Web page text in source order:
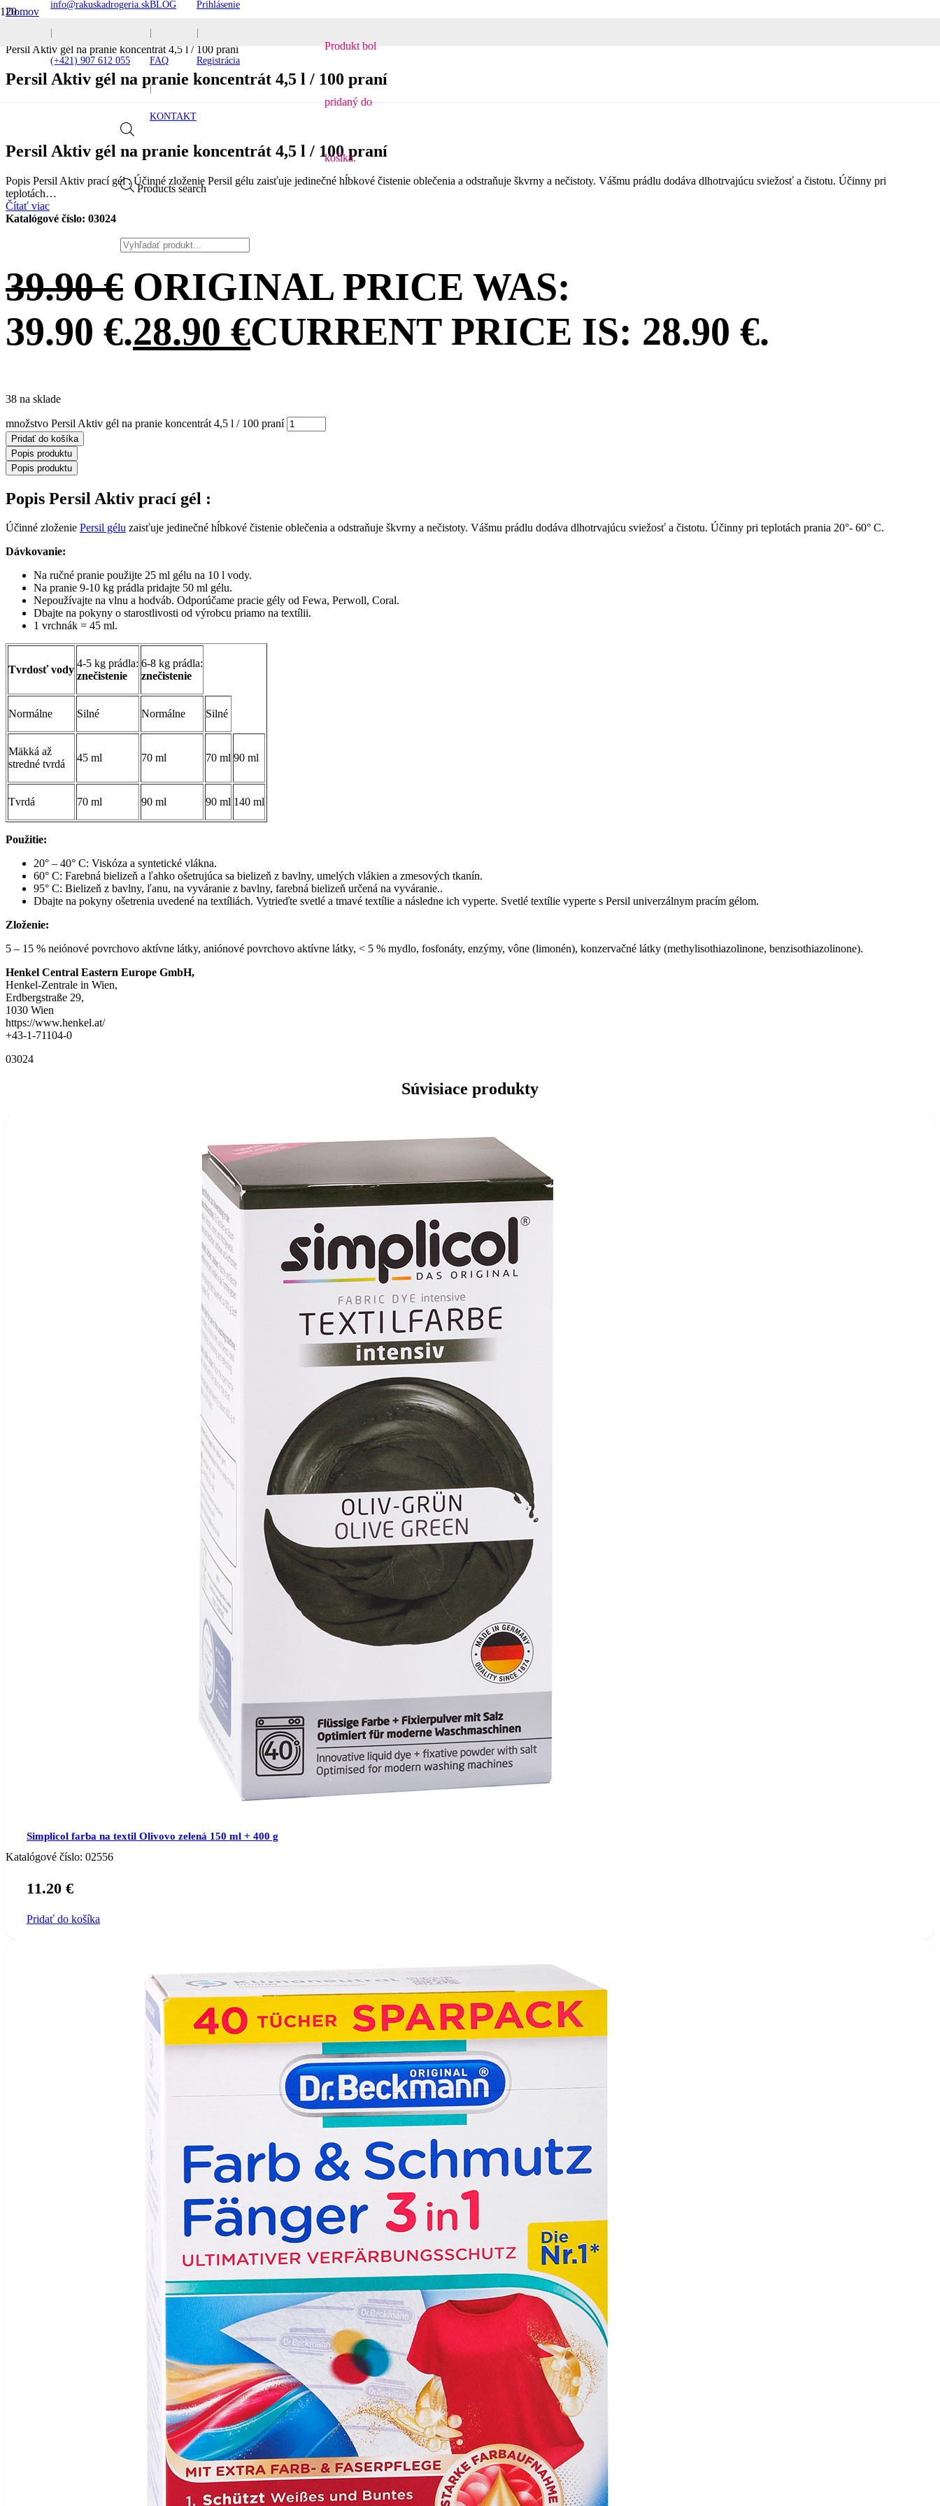
info@rakuskadrogeria.sk
|
(+421) 907 612 055
BLOG
|
FAQ
|
KONTAKT
Prihlásenie
|
Registrácia
Products search
Produktbol
pridaný do
košíka.
Domov
Pracie gély
Persil Aktiv gél na pranie koncentrát 4,5 l / 100 praní
Persil Aktiv gél na pranie koncentrát 4,5 l / 100 praní
Persil Aktiv gél na pranie koncentrát 4,5 l / 100 praní
Popis Persil Aktiv prací gél : Účinné zloženie Persil gélu zaisťuje jedinečné hĺbkové čistenie oblečenia a odstraňuje škvrny a nečistoty. Vášmu prádlu dodáva dlhotrvajúcu sviežosť a čistotu. Účinny pri
teplotách…
Čítať viac
Katalógové číslo: 03024
39.90€ ORIGINAL PRICE WAS:
39.90 €.28.90 €CURRENT PRICE IS: 28.90 €.
38 na sklade
množstvo Persil Aktiv gél na pranie koncentrát 4,5 l / 100 praní
Pridať do košíka
Popis produktu
Popis produktu
Popis Persil Aktiv prací gél :
Účinné zloženie Persil gélu zaisťuje jedinečné hĺbkové čistenie oblečenia a odstraňuje škvrny a nečistoty. Vášmu prádlu dodáva dlhotrvajúcu sviežosť a čistotu. Účinny pri teplotách prania 20°- 60° C.
Dávkovanie:
Na ručné pranie použijte 25 ml gélu na 10 l vody.
Na pranie 9-10 kg prádla pridajte 50 ml gélu.
Nepoužívajte na vlnu a hodváb. Odporúčame pracie gély od Fewa, Perwoll, Coral.
Dbajte na pokyny o starostlivosti od výrobcu priamo na textílii.
1 vrchnák = 45 ml.
Tvrdosť vody
4-5 kg prádla:
znečistenie
6-8 kg prádla:
znečistenie
Normálne Silné Normálne Silné
Mäkká až
stredné tvrdá
45 ml 70 ml 70 ml 90 ml
Tvrdá 70 ml 90 ml 90 ml 140 ml
Použitie:
20° – 40° C: Viskóza a syntetické vlákna.
60° C: Farebná bielizeň a ľahko ošetrujúca sa bielizeň z bavlny, umelých vlákien a zmesových tkanín.
95° C: Bielizeň z bavlny, ľanu, na vyváranie z bavlny, farebná bielizeň určená na vyváranie..
Dbajte na pokyny ošetrenia uvedené na textíliách. Vytrieďte svetlé a tmavé textílie a následne ich vyperte. Svetlé textílie vyperte s Persil univerzálnym pracím gélom.
Zloženie:
5 – 15 % neiónové povrchovo aktívne látky, aniónové povrchovo aktívne látky, < 5 % mydlo, fosfonáty, enzýmy, vône (limonén), konzervačné látky (methylisothiazolinone, benzisothiazolinone).
Henkel Central Eastern Europe GmbH,
Henkel-Zentrale in Wien,
Erdbergstraße 29,
1030 Wien
https://www.henkel.at/
+43-1-71104-0
03024
Súvisiace produkty
Simplicol farba na textil Olivovo zelená 150 ml + 400 g
Katalógové číslo: 02556
11.20 €
Pridať do košíka